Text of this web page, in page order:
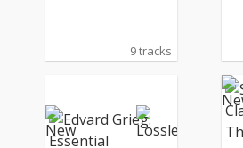
9 tracks